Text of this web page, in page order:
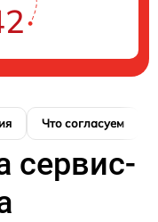
Что согласуем
сервис-